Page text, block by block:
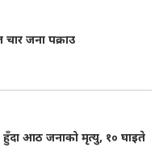
जना पक्राउ
हुँदा आठ जनाको मृत्यु, १० घाइते